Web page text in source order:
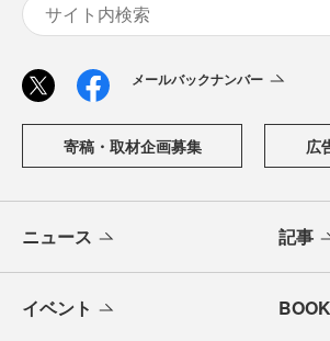
メールバックナンバー
寄稿・取材企画募集 広
ニュース 記事
イベント